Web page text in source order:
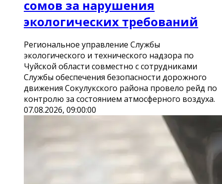
сомов за нарушения
экологических требований
Региональное управление Службы
экологического и технического надзора по
Чуйской области совместно с сотрудниками
Службы обеспечения безопасности дорожного
движения Сокулукского района провело рейд по
контролю за состоянием атмосферного воздуха.
07.08.2026, 09:00:00